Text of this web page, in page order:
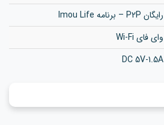
رایگان P2P – برنامه Imou Life
وای فای Wi-Fi
DC 5V-1.5A